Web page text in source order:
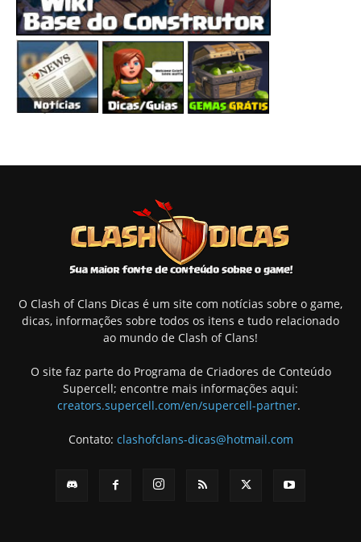
O Clash of Clans Dicas é um site com notícias sobre o game,
dicas, informações sobre todos os itens e tudo relacionado
ao mundo de Clash of Clans!
O site faz parte do Programa de Criadores de Conteúdo
Supercell; encontre mais informações aqui:
creators.supercell.com/en/supercell-partner.
Contato: clashofclans-dicas@hotmail.com